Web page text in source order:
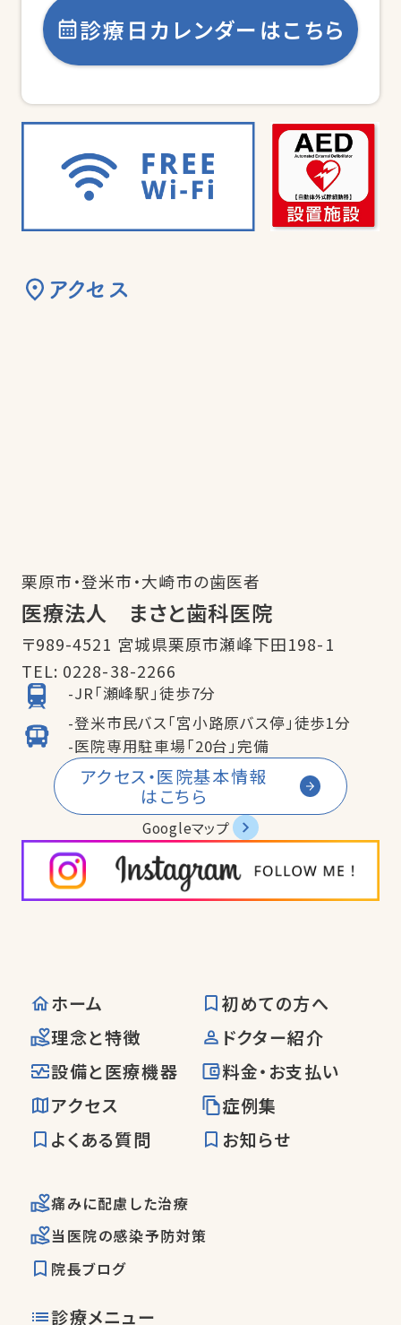
診療日カレンダーはこちら
アクセス
栗原市・登米市・大崎市の歯医者
医療法人 まさと歯科医院
〒989-4521 宮城県栗原市瀬峰下田198-1
TEL: 0228-38-2266
-JR「瀬峰駅」徒歩7分
-登米市民バス「宮小路原バス停」徒歩1分
-医院専用駐車場「20台」完備
アクセス・医院基本情報
はこちら
Googleマップ
ホーム
初めての方へ
理念と特徴
ドクター紹介
設備と医療機器
料金・お支払い
アクセス
症例集
よくある質問
お知らせ
痛みに配慮した治療
当医院の感染予防対策
院長ブログ
診療メニュー